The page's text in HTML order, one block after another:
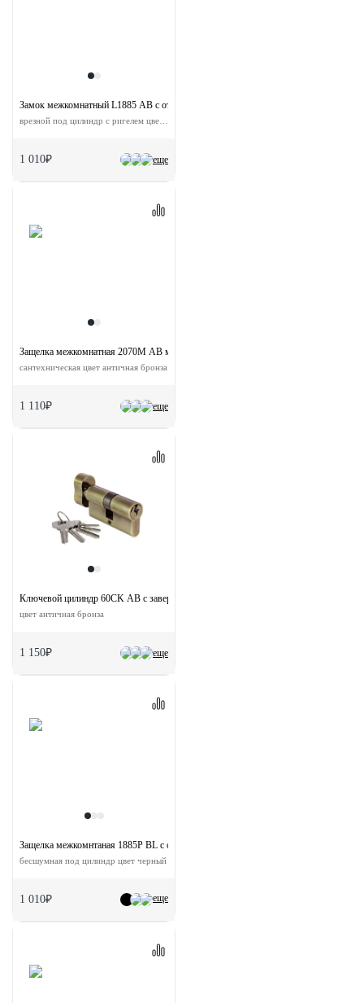
еще
Замок межкомнатный L1885 AB с ответной планкой
1 010₽
еще
Защелка межкомнатная 2070M AB магнитная с ответной планкой
сантехническая цвет античная бронза
1 110₽
еще
Ключевой цилиндр 60CK AB с заверткой (60мм)
цвет античная бронза
1 150₽
еще
Защелка межкомнтаная 1885P BL с ответной планкой
бесшумная под цилиндр цвет черный
1 010₽